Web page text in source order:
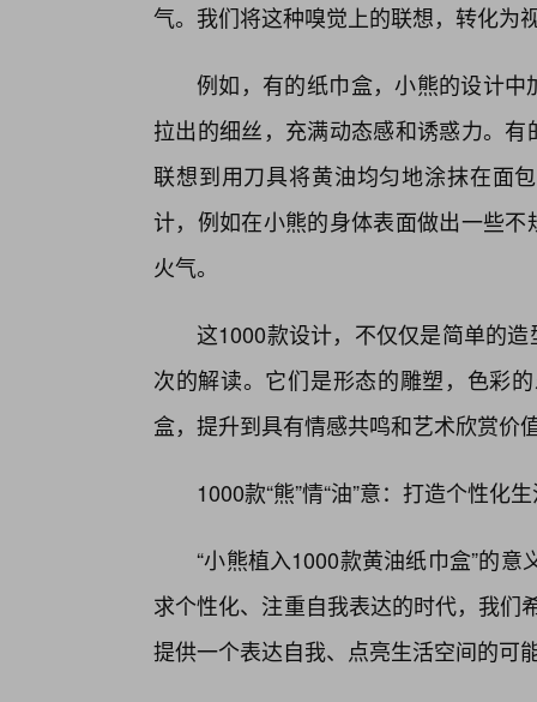
气。我们将这种嗅觉上的联想，转化为
例如，有的纸巾盒，小熊的设计中
拉出的细丝，充满动态感和诱惑力。
联想到用刀具将黄油均匀地涂抹在面
计，例如在小熊的身体表面做出一些
火气。
这1000款设计，不仅仅是简单的
次的解读。它们是形态的雕塑，色彩
盒，提升到具有情感共鸣和艺术欣赏价
1000款“熊”情“油”意：打造个性化
“小熊植入1000款黄油纸巾盒”的
求个性化、注重自我表达的时代，我们
提供一个表达自我、点亮生活空间的可